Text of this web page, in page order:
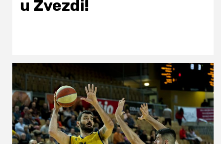
u Zvezdi!